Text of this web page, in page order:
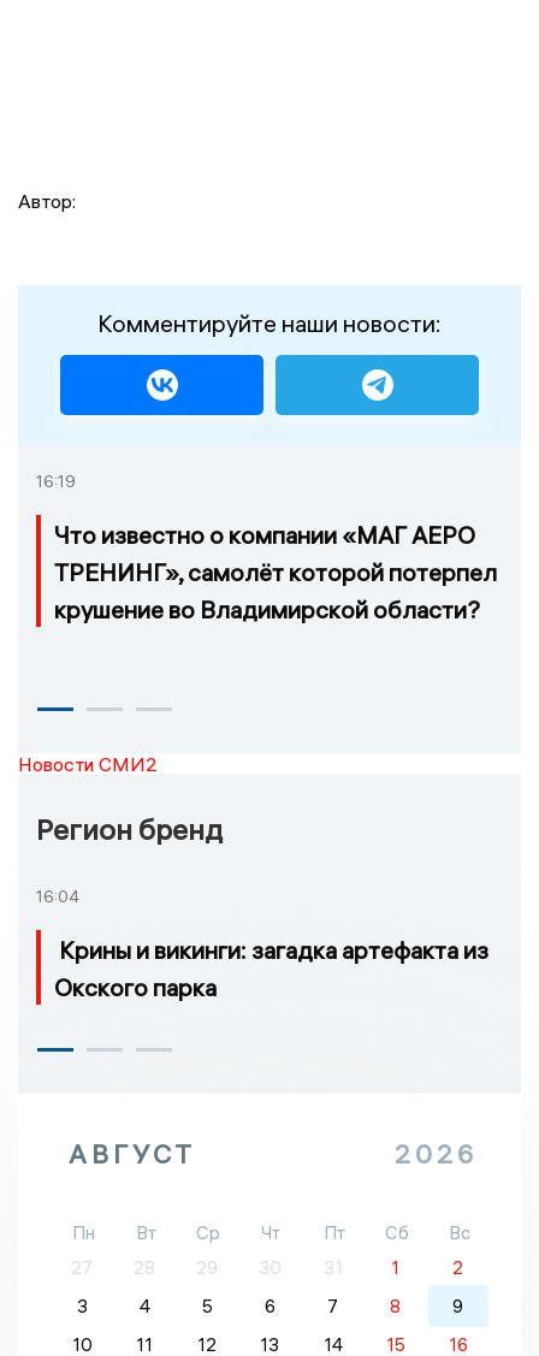
Автор:
Комментируйте наши новости:
16:19
Что известно о компании «МАГ АЕРО
ТРЕНИНГ», самолёт которой потерпел
крушение во Владимирской области?
Новости СМИ2
Регион бренд
16:04
Крины и викинги: загадка артефакта из
Окского парка
АВГУСТ 2026
Пн Вт Ср Чт Пт Сб
Вс
27
28 29 30 31 1
2
3
4 5 6 7 8
9
10
11 12 13 14 15 16